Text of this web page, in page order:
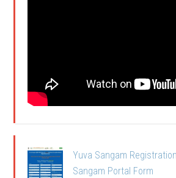
Yuva Sangam
Sangam Portal Form